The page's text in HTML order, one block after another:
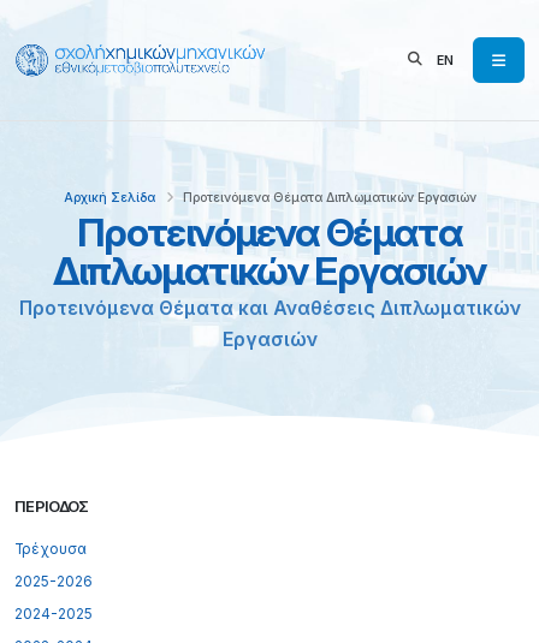
EN
Προτεινόμενα Θέματα
Διπλωματικών Εργασιών
Προτεινόμενα Θέματα και Αναθέσεις Διπλωματικών
Εργασιών
Αρχική Σελίδα Προτεινόμενα Θέματα Διπλωματικών Εργασιών
ΠΕΡΙΌΔΟΣ
Τρέχουσα
2025-2026
2024-2025